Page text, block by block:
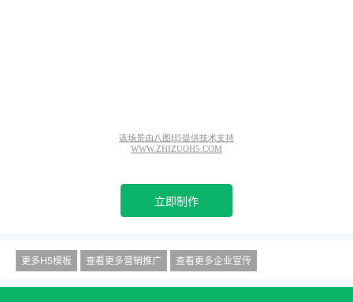
立即制作
更多H5模板 查看更多营销推广 查看更多企业宣传